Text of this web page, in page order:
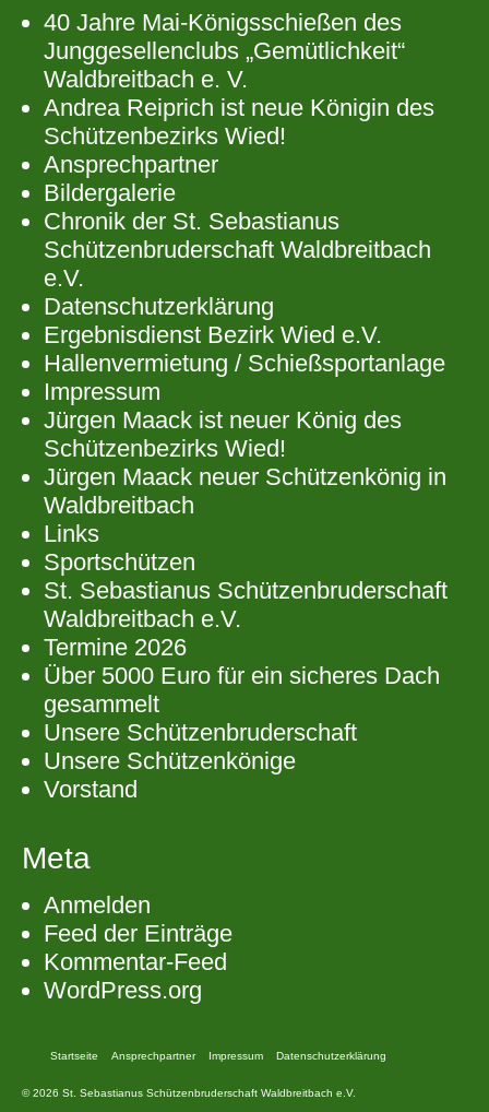
40 Jahre Mai-Königsschießen des
Junggesellenclubs „Gemütlichkeit“
Waldbreitbach e. V.
Andrea Reiprich ist neue Königin des
Schützenbezirks Wied!
Ansprechpartner
Bildergalerie
Chronik der St. Sebastianus
Schützenbruderschaft Waldbreitbach
e.V.
Datenschutzerklärung
Ergebnisdienst Bezirk Wied e.V.
Hallenvermietung / Schießsportanlage
Impressum
Jürgen Maack ist neuer König des
Schützenbezirks Wied!
Jürgen Maack neuer Schützenkönig in
Waldbreitbach
Links
Sportschützen
St. Sebastianus Schützenbruderschaft
Waldbreitbach e.V.
Termine 2026
Über 5000 Euro für ein sicheres Dach
gesammelt
Unsere Schützenbruderschaft
Unsere Schützenkönige
Vorstand
Meta
Anmelden
Feed der Einträge
Kommentar-Feed
WordPress.org
Startseite Ansprechpartner Impressum Datenschutzerklärung
© 2026 St. Sebastianus Schützenbruderschaft Waldbreitbach e.V.